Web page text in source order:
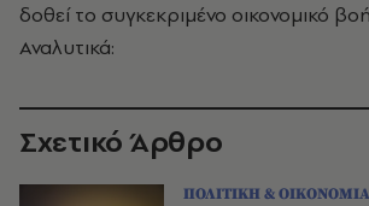
δοθεί το συγκεκριμένο οικονομικό
Αναλυτικά:
Σχετικό Άρθρο
ΠΟΛΙΤΙΚΗ & ΟΙΚΟΝΟΜΙΑ